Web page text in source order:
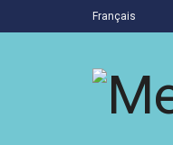
Français